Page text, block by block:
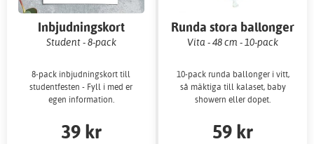
Inbjudningskort
Student - 8-pack
8-pack inbjudningskort till
studentfesten - Fyll i med er
egen information.
39 kr
Runda stora ballonger
Vita - 48 cm - 10-pack
10-pack runda ballonger i vitt,
så mäktiga till kalaset, baby
showern eller dopet.
59 kr